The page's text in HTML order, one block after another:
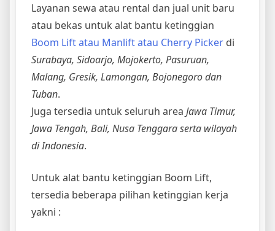
Layanan sewa atau rental dan jual unit baru
atau bekas untuk alat bantu ketinggian
Boom Lift atau Manlift atau Cherry Picker di
Surabaya, Sidoarjo, Mojokerto, Pasuruan,
Malang, Gresik, Lamongan, Bojonegoro dan
Tuban.
Juga tersedia untuk seluruh area Jawa Timur,
Jawa Tengah, Bali, Nusa Tenggara serta wilayah
di Indonesia.
Untuk alat bantu ketinggian Boom Lift,
tersedia beberapa pilihan ketinggian kerja
yakni :